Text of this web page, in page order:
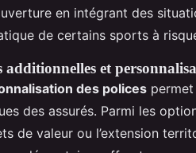
en intégrant des
de certains sports à
additionnelles et
des polices
des assurés. Parmi les
de valeur ou l’extension